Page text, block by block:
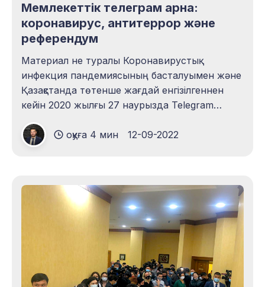
Мемлекеттік телеграм арна:
коронавирус, антитеррор және
референдум
Материал не туралы Коронавирустық
инфекция пандемиясының басталуымен және
Қазақстанда төтенше жағдай енгізілгеннен
кейін 2020 жылғы 27 наурызда Telegram
коронавирустық инфекция туралы арна
құрылды. Бұл арнада COVID-19, енгізілген
жылғы 30 наурызда Telegram каналы растау
кодтары бойынша
оқуға 4 мин 12-09-2022